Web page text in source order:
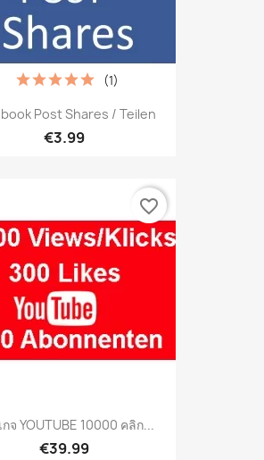
Post Shares / Teilen
€3.99
(1)
จ YOUTUBE 10000 คลิก...
€39.99
favorite_border